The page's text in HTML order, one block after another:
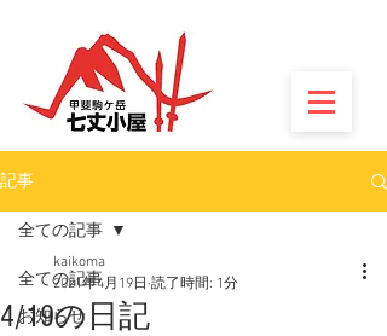
記事
全ての記事
お知らせ
全ての記事
4/19の日記
kaikoma
2021年4月19日 読了時間: 1分